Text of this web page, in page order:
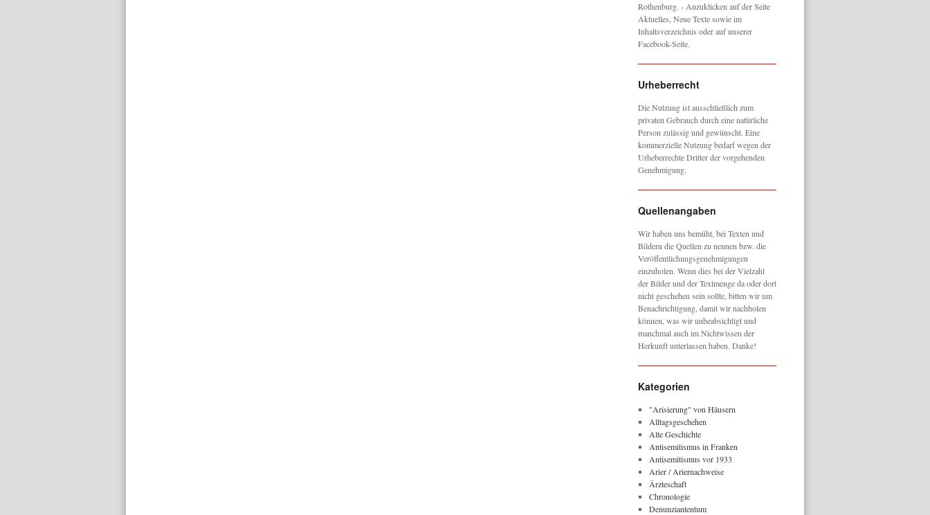
Rothenburg. - Anzuklicken auf der Seite
Aktuelles, Neue Texte sowie im
Inhaltsverzeichnis oder auf unserer
Facebook-Seite.
Urheberrecht
Die Nutzung ist ausschließlich zum
privaten Gebrauch durch eine natürliche
Person zulässig und gewünscht. Eine
kommerzielle Nutzung bedarf wegen der
Urheberrechte Dritter der vorgehenden
Genehmigung.
Quellenangaben
Wir haben uns bemüht, bei Texten und
Bildern die Quellen zu nennen bzw. die
Veröffentlichungsgenehmigungen
einzuholen. Wenn dies bei der Vielzahl
der Bilder und der Textmenge da oder dort
nicht geschehen sein sollte, bitten wir um
Benachrichtigung, damit wir nachholen
können, was wir unbeabsichtigt und
manchmal auch im Nichtwissen der
Herkunft unterlassen haben. Danke!
Kategorien
"Arisierung" von Häusern
Alltagsgeschehen
Alte Geschichte
Antisemitismus in Franken
Antisemitismus vor 1933
Arier / Ariernachweise
Ärzteschaft
Chronologie
Denunziantentum